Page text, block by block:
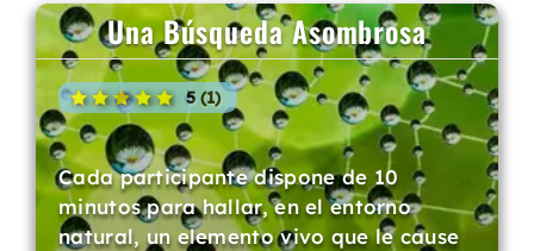
Una Búsqueda Asombrosa
5 (1)
Cada participante dispone de 10
minutos para hallar, en el entorno
natural, un elemento vivo que le cause